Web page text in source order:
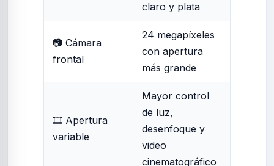
claro y plata
📷 Cámara
frontal
24 megapíxeles
con apertura
más grande
🎞️ Apertura
variable
Mayor control
de luz,
desenfoque y
video
cinematográfico